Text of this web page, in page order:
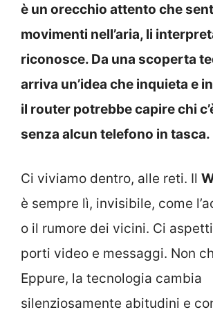
è un orecchio attento che
movimenti nell’aria, li
riconosce. Da una scoperta
arriva un’idea che inquieta e
il router potrebbe capire chi
senza alcun telefono in tasca.
Ci viviamo dentro, alle reti. Il
è sempre lì, invisibile, come
o il rumore dei vicini. Ci
porti video e messaggi. Non
Eppure, la tecnologia cambia
silenziosamente abitudini e